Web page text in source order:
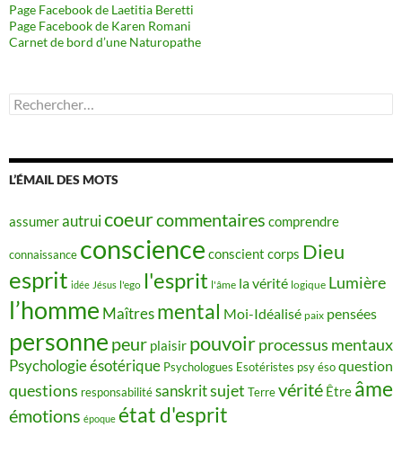
Page Facebook de Laetitia Beretti
Page Facebook de Karen Romani
Carnet de bord d’une Naturopathe
Rechercher :
L’ÉMAIL DES MOTS
assumerautruicoeurcommentaires comprendre
connaissance conscience conscient corps Dieu
esprit idée Jésus l'ego l'esprit l'âme la vérité logique Lumière
l’homme Maîtres mental Moi-Idéalisé paix pensées
personne peur plaisir pouvoirprocessus mentaux
Psychologie ésotérique Psychologues Esotéristes psy ésoquestion
questions responsabilitésanskritsujet Terrevérité Être âme
émotions époque état d'esprit